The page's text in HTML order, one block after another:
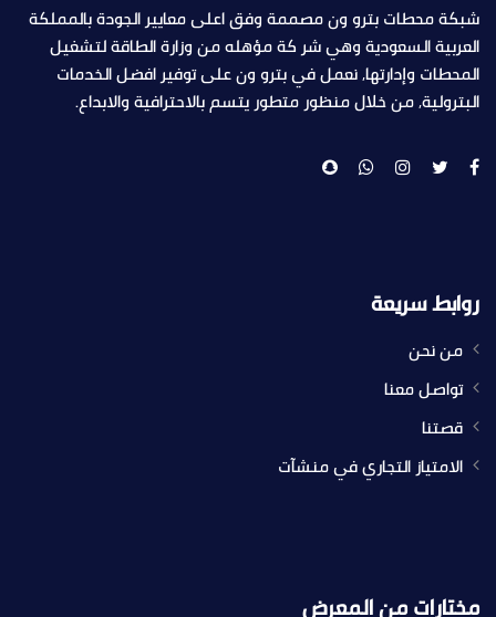
شبكة محطات بترو ون مصممة وفق اعلى معايير الجودة بالمملكة
العربية السعودية وهي شر كة مؤهله من وزارة الطاقة لتشغيل
المحطات وإدارتها, نعمل في بترو ون على توفير افضل الخدمات
البترولية, من خلال منظور متطور يتسم بالاحترافية والابداع.
روابط سريعة
من نحن
تواصل معنا
قصتنا
الامتياز التجاري في منشآت
مختارات من المعرض